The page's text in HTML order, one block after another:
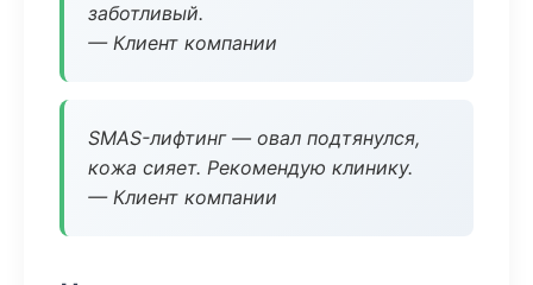
заботливый.
— Клиент компании
SMAS-лифтинг — овал подтянулся,
кожа сияет. Рекомендую клинику.
— Клиент компании